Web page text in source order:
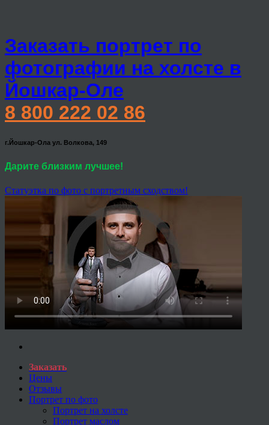
Заказать портрет по
фотографии на холсте в
Йошкар-Оле
8 800 222 02 86
г.Йошкар-Ола ул. Волкова, 149
Дарите близким лучшее!
Статуэтка по фото с портретным сходством!
Заказать
Цены
Отзывы
Портрет по фото
Портрет на холсте
Портрет маслом